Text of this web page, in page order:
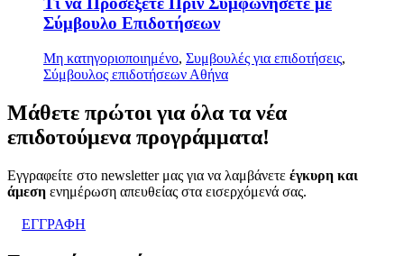
Σύμβουλο Επιδοτήσεων
Μη κατηγοριοποιημένο, Συμβουλές για επιδοτήσεις,
Σύμβουλος επιδοτήσεων Αθήνα
Μάθετε πρώτοιγια όλα τα νέα
επιδοτούμενα προγράμματα!
Εγγραφείτε στο newsletter μας για να λαμβάνετε έγκυρη και
άμεση ενημέρωση απευθείας στα εισερχόμενά σας.
ΕΓΓΡΑΦΗ